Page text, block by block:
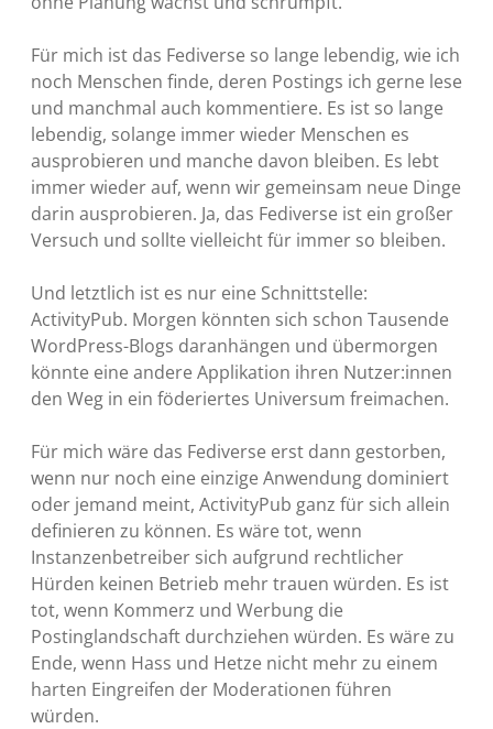
Für mich ist das Fediverse so lange lebendig, wie ich
noch Menschen finde, deren Postings ich gerne lese
und manchmal auch kommentiere. Es ist so lange
lebendig, solange immer wieder Menschen es
ausprobieren und manche davon bleiben. Es lebt
immer wieder auf, wenn wir gemeinsam neue Dinge
darin ausprobieren. Ja, das Fediverse ist ein großer
Versuch und sollte vielleicht für immer so bleiben.
Und letztlich ist es nur eine Schnittstelle:
ActivityPub. Morgen könnten sich schon Tausende
WordPress-Blogs daranhängen und übermorgen
könnte eine andere Applikation ihren Nutzer:innen
den Weg in ein föderiertes Universum freimachen.
Für mich wäre das Fediverse erst dann gestorben,
wenn nur noch eine einzige Anwendung dominiert
oder jemand meint, ActivityPub ganz für sich allein
definieren zu können. Es wäre tot, wenn
Instanzenbetreiber sich aufgrund rechtlicher
Hürden keinen Betrieb mehr trauen würden. Es ist
tot, wenn Kommerz und Werbung die
Postinglandschaft durchziehen würden. Es wäre zu
Ende, wenn Hass und Hetze nicht mehr zu einem
harten Eingreifen der Moderationen führen
würden.